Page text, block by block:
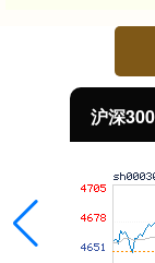
43.13